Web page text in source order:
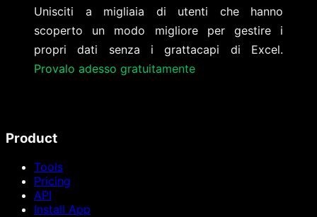
Unisciti a migliaia di utenti che hanno
scoperto un modo migliore per gestire i
propri dati senza i grattacapi di Excel.
Provalo adesso gratuitamente
Product
Tools
Pricing
API
Install App